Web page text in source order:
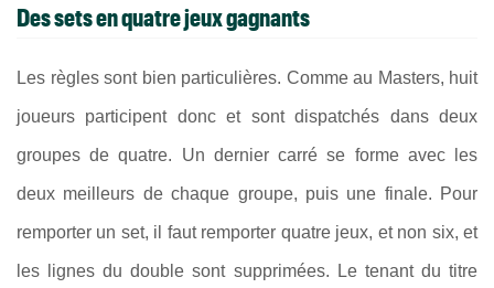
Des sets en quatre jeux gagnants
Les règles sont bien particulières. Comme au Masters, huit
joueurs participent donc et sont dispatchés dans deux
groupes de quatre. Un dernier carré se forme avec les
deux meilleurs de chaque groupe, puis une finale. Pour
remporter un set, il faut remporter quatre jeux, et non six, et
les lignes du double sont supprimées. Le tenant du titre